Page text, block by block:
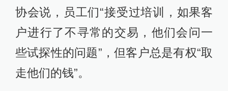
协会说，员工们“接受过培训，如果客
户进行了不寻常的交易，他们会问一
些试探性的问题”，但客户总是有权“取
走他们的钱”。